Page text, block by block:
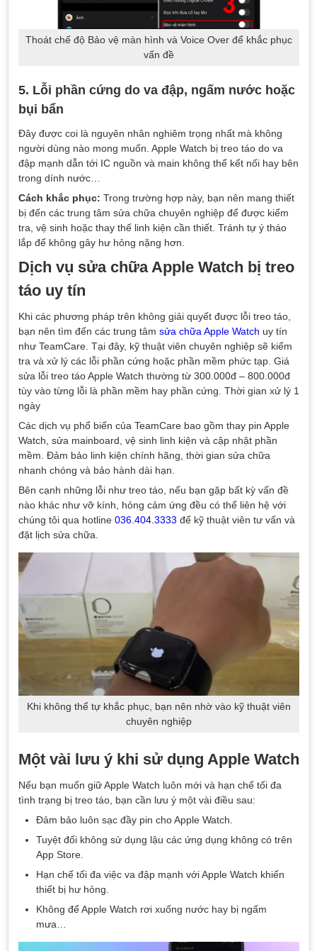
Thoát chế độ Bảo vệ màn hình và Voice Over để khắc phục
vấn đề
5. Lỗi phần cứng do va đập, ngấm nước hoặc
bụi bẩn
Đây được coi là nguyên nhân nghiêm trọng nhất mà không
người dùng nào mong muốn. Apple Watch bị treo táo do va
đập mạnh dẫn tới IC nguồn và main không thể kết nối hay bên
trong dính nước…
Cách khắc phục: Trong trường hợp này, bạn nên mang thiết
bị đến các trung tâm sửa chữa chuyên nghiệp để được kiểm
tra, vệ sinh hoặc thay thế linh kiện cần thiết. Tránh tự ý tháo
lắp để không gây hư hỏng nặng hơn.
Dịch vụ sửa chữa Apple Watch bị treo
táo uy tín
Khi các phương pháp trên không giải quyết được lỗi treo táo,
bạn nên tìm đến các trung tâm sửa chữa Apple Watch uy tín
như TeamCare. Tại đây, kỹ thuật viên chuyên nghiệp sẽ kiểm
tra và xử lý các lỗi phần cứng hoặc phần mềm phức tạp. Giá
sửa lỗi treo táo Apple Watch thường từ 300.000đ – 800.000đ
tùy vào từng lỗi là phần mềm hay phần cứng. Thời gian xử lý 1
ngày
Các dịch vụ phổ biến của TeamCare bao gồm thay pin Apple
Watch, sửa mainboard, vệ sinh linh kiện và cập nhật phần
mềm. Đảm bảo linh kiện chính hãng, thời gian sửa chữa
nhanh chóng và bảo hành dài hạn.
Bên cạnh những lỗi như treo táo, nếu bạn gặp bất kỳ vấn đề
nào khác như vỡ kính, hỏng cảm ứng đều có thể liên hệ với
chúng tôi qua hotline 036.404.3333 để kỹ thuật viên tư vấn và
đặt lịch sửa chữa.
Khi không thể tự khắc phục, bạn nên nhờ vào kỹ thuật viên
chuyên nghiệp
Một vài lưu ý khi sử dụng Apple Watch
Nếu bạn muốn giữ Apple Watch luôn mới và hạn chế tối đa
tình trạng bị treo táo, bạn cần lưu ý một vài điều sau:
Đảm bảo luôn sạc đầy pin cho Apple Watch.
Tuyệt đối không sử dụng lậu các ứng dụng không có trên
App Store.
Hạn chế tối đa việc va đập mạnh với Apple Watch khiến
thiết bị hư hỏng.
Không để Apple Watch rơi xuống nước hay bị ngấm
mưa…